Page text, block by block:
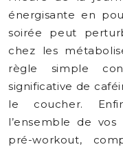
énergisante en
soirée peut
chez les
règle simple
significative de
le coucher.
l’ensemble de
pré-workout,